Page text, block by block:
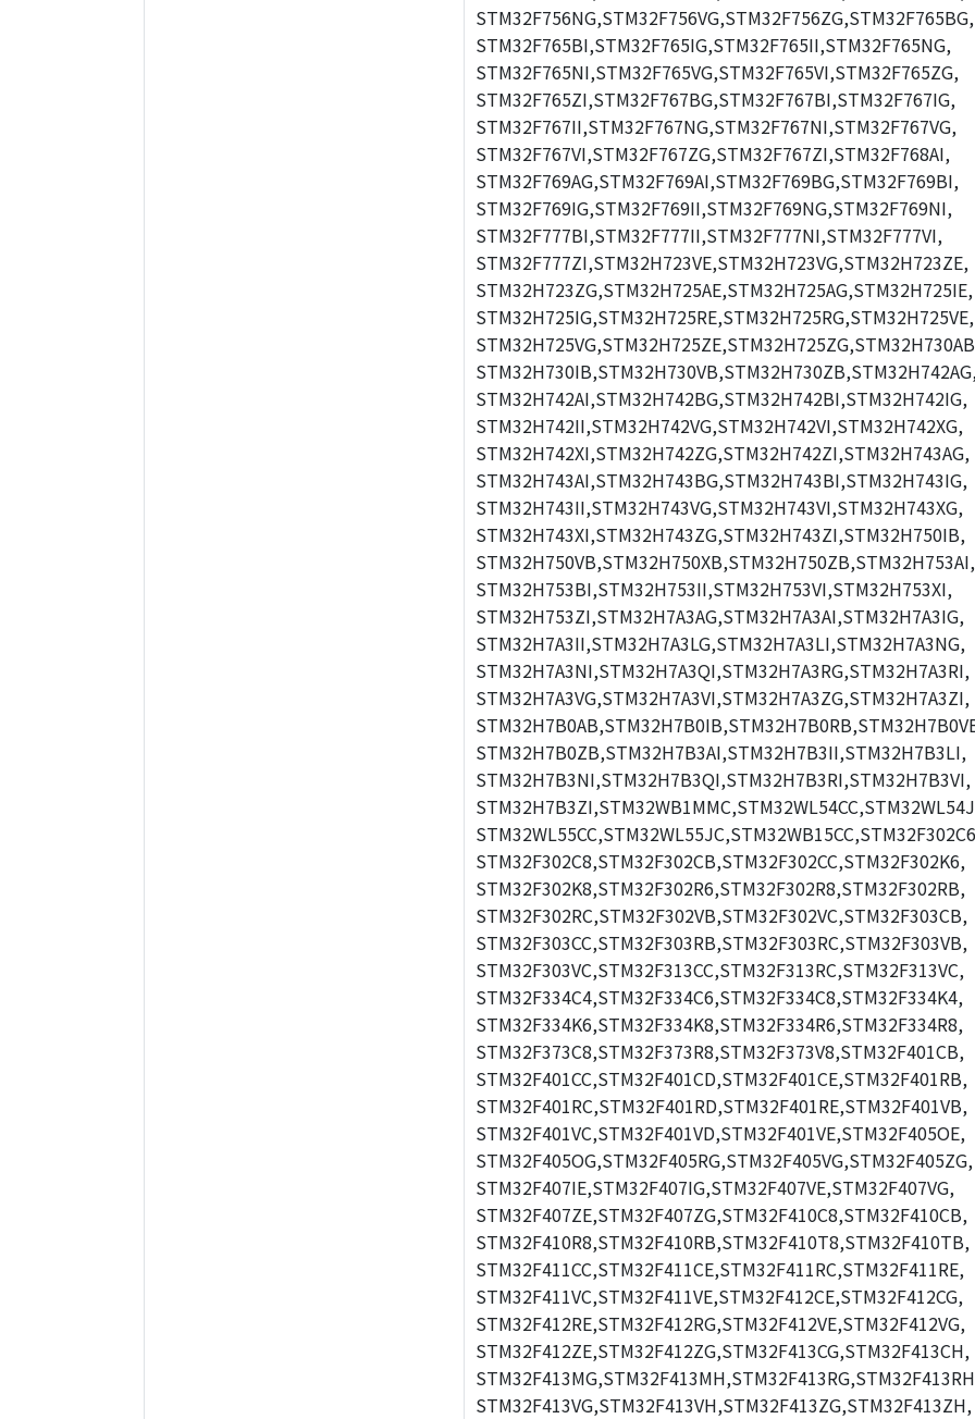
STM32F756NG,STM32F756VG,STM32F756ZG,STM32F765BG,
STM32F765BI,STM32F765IG,STM32F765II,STM32F765NG,
STM32F765NI,STM32F765VG,STM32F765VI,STM32F765ZG,
STM32F765ZI,STM32F767BG,STM32F767BI,STM32F767IG,
STM32F767II,STM32F767NG,STM32F767NI,STM32F767VG,
STM32F767VI,STM32F767ZG,STM32F767ZI,STM32F768AI,
STM32F769AG,STM32F769AI,STM32F769BG,STM32F769BI,
STM32F769IG,STM32F769II,STM32F769NG,STM32F769NI,
STM32F777BI,STM32F777II,STM32F777NI,STM32F777VI,
STM32F777ZI,STM32H723VE,STM32H723VG,STM32H723ZE,
STM32H723ZG,STM32H725AE,STM32H725AG,STM32H725IE,
STM32H725IG,STM32H725RE,STM32H725RG,STM32H725VE,
STM32H742AI,STM32H742BG,STM32H742BI,STM32H742IG,
STM32H742II,STM32H742VG,STM32H742VI,STM32H742XG,
STM32H742XI,STM32H742ZG,STM32H742ZI,STM32H743AG,
STM32H743AI,STM32H743BG,STM32H743BI,STM32H743IG,
STM32H743II,STM32H743VG,STM32H743VI,STM32H743XG,
STM32H743XI,STM32H743ZG,STM32H743ZI,STM32H750IB,
STM32H750VB,STM32H750XB,STM32H750ZB,STM32H753AI,
STM32H753BI,STM32H753II,STM32H753VI,STM32H753XI,
STM32H753ZI,STM32H7A3AG,STM32H7A3AI,STM32H7A3IG,
STM32H7A3II,STM32H7A3LG,STM32H7A3LI,STM32H7A3NG,
STM32H7A3NI,STM32H7A3QI,STM32H7A3RG,STM32H7A3RI,
STM32H7A3VG,STM32H7A3VI,STM32H7A3ZG,STM32H7A3ZI,
STM32H7B0ZB,STM32H7B3AI,STM32H7B3II,STM32H7B3LI,
STM32H7B3NI,STM32H7B3QI,STM32H7B3RI,STM32H7B3VI,
STM32F302C8,STM32F302CB,STM32F302CC,STM32F302K6,
STM32F302K8,STM32F302R6,STM32F302R8,STM32F302RB,
STM32F302RC,STM32F302VB,STM32F302VC,STM32F303CB,
STM32F303CC,STM32F303RB,STM32F303RC,STM32F303VB,
STM32F303VC,STM32F313CC,STM32F313RC,STM32F313VC,
STM32F334C4,STM32F334C6,STM32F334C8,STM32F334K4,
STM32F334K6,STM32F334K8,STM32F334R6,STM32F334R8,
STM32F373C8,STM32F373R8,STM32F373V8,STM32F401CB,
STM32F401CC,STM32F401CD,STM32F401CE,STM32F401RB,
STM32F401RC,STM32F401RD,STM32F401RE,STM32F401VB,
STM32F401VC,STM32F401VD,STM32F401VE,STM32F405OE,
STM32F405OG,STM32F405RG,STM32F405VG,STM32F405ZG,
STM32F407IE,STM32F407IG,STM32F407VE,STM32F407VG,
STM32F407ZE,STM32F407ZG,STM32F410C8,STM32F410CB,
STM32F410R8,STM32F410RB,STM32F410T8,STM32F410TB,
STM32F411CC,STM32F411CE,STM32F411RC,STM32F411RE,
STM32F411VC,STM32F411VE,STM32F412CE,STM32F412CG,
STM32F412RE,STM32F412RG,STM32F412VE,STM32F412VG,
STM32F412ZE,STM32F412ZG,STM32F413CG,STM32F413CH,
STM32F413VG,STM32F413VH,STM32F413ZG,STM32F413ZH,